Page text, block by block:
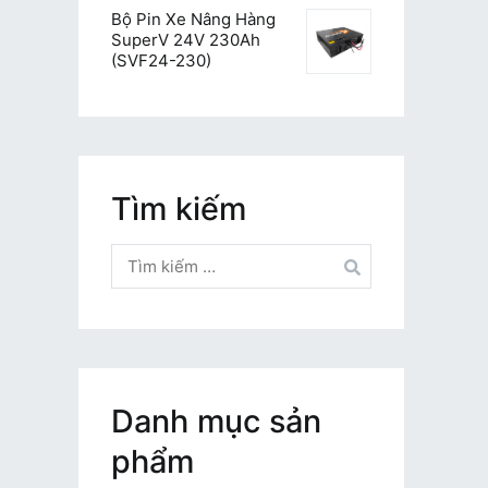
Bộ Pin Xe Nâng Hàng
SuperV 24V 230Ah
(SVF24-230)
Tìm kiếm
kiếm
cho:
Danh mục sản
phẩm